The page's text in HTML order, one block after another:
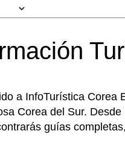
a InfoTurística Corea
Corea del Sur.
guías